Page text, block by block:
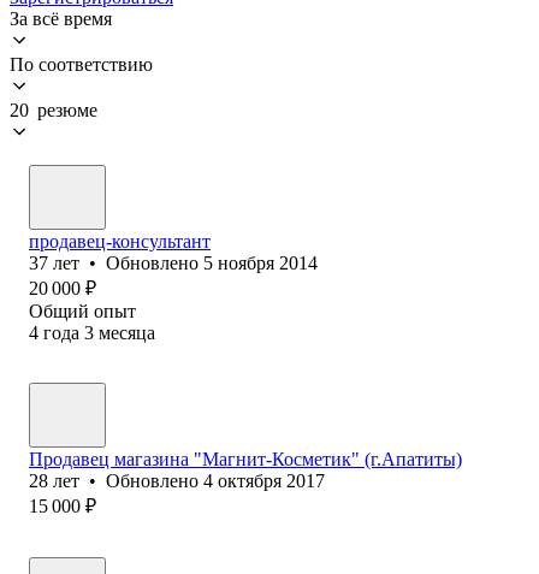
За всё время
По соответствию
20 резюме
продавец-консультант
37 лет • Обновлено 5 ноября 2014
20 000 ₽
Общий опыт
4 года 3 месяца
Продавец магазина "Магнит-Косметик" (г.Апатиты)
28 лет • Обновлено 4 октября 2017
15 000 ₽